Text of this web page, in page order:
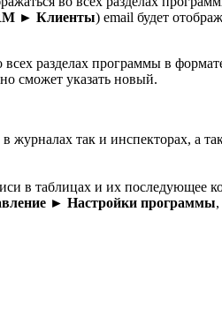
► Клиенты) email будет
всех разделах программы в
сможет указать новый.
так и инспекторах, а
в таблицах и их последующее
► Настройки программы